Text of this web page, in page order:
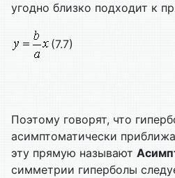
угодно близко подходит к
(7.7)
Поэтому говорят, что
асимптоматически
эту прямую называют
симметрии гиперболы